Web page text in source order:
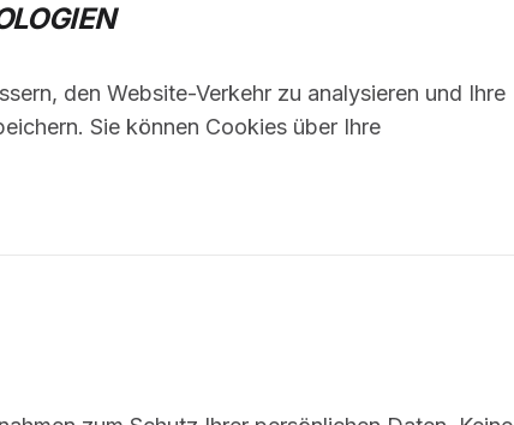
den Website-Verkehr zu analysieren und Ihre
Sie können Cookies über Ihre